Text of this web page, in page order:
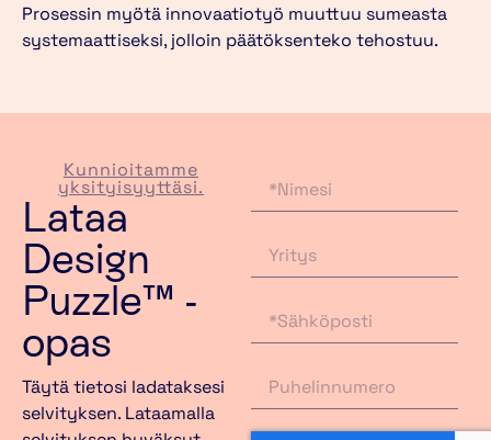
Prosessin myötä innovaatiotyö muuttuu sumeasta
systemaattiseksi, jolloin päätöksenteko tehostuu.
Kunnioitamme
yksityisyyttäsi.
Lataa
Design
Puzzle™ -
opas
Täytä tietosi ladataksesi
selvityksen. Lataamalla